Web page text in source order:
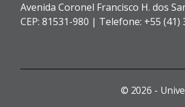
Avenida Coronel Francisco H. dos
CEP: 81531-980 | Telefone: +55
© 2026 -